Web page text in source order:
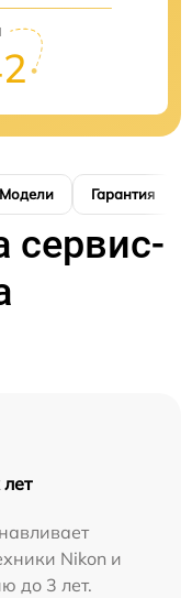
Модели Гарантия
сервис-
Nikon и
до 3 лет.